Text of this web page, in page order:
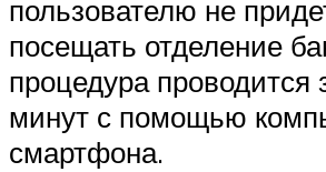
пользователю не
посещать отделение
процедура проводится
минут с помощью
смартфона.